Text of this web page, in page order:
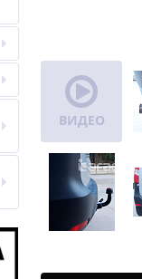
ВИДЕО